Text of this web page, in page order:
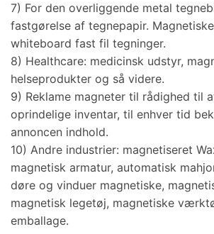
7) For den overliggende metal
fastgørelse af tegnepapir.
whiteboard fast fil tegninger.
8) Healthcare: medicinsk udstyr,
helseprodukter og så videre.
9) Reklame magneter til rådighed til
oprindelige inventar, til enhver tid
annoncen indhold.
10) Andre industrier: magnetiseret
magnetisk armatur, automatisk
døre og vinduer magnetiske,
magnetisk legetøj, magnetiske
emballage.